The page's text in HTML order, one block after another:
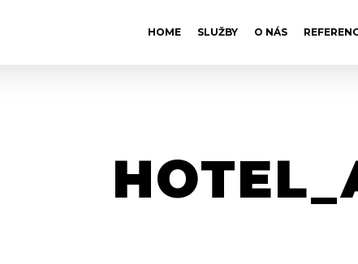
HOME SLUŽBY O NÁS